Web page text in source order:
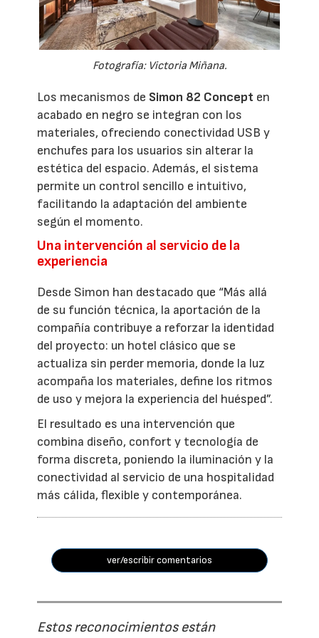
Fotografía: Victoria Miñana.
Los mecanismos de Simon 82 Concept en
acabado en negro se integran con los
materiales, ofreciendo conectividad USB y
enchufes para los usuarios sin alterar la
estética del espacio. Además, el sistema
permite un control sencillo e intuitivo,
facilitando la adaptación del ambiente
según el momento.
Una intervención al servicio de la
experiencia
Desde Simon han destacado que “Más allá
de su función técnica, la aportación de la
compañía contribuye a reforzar la identidad
del proyecto: un hotel clásico que se
actualiza sin perder memoria, donde la luz
acompaña los materiales, define los ritmos
de uso y mejora la experiencia del huésped”.
El resultado es una intervención que
combina diseño, confort y tecnología de
forma discreta, poniendo la iluminación y la
conectividad al servicio de una hospitalidad
más cálida, flexible y contemporánea.
ver/escribir comentarios
Estos reconocimientos están